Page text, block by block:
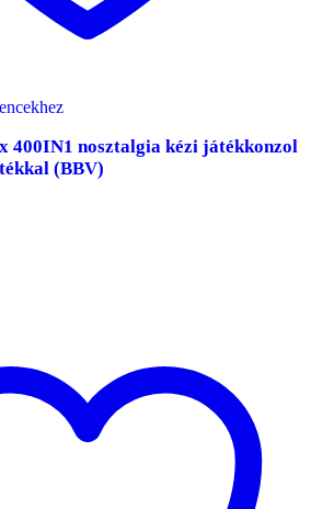
400IN1 nosztalgia kézi játékkonzol
(BBV)